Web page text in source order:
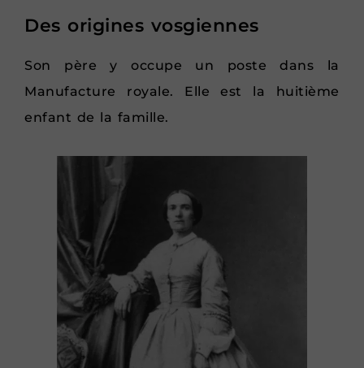
Des origines vosgiennes
Son père y occupe un poste dans la
Manufacture royale. Elle est la huitième
enfant de la famille.